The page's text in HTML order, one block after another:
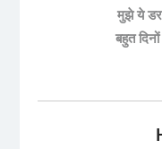
मुझे ये
बहुत